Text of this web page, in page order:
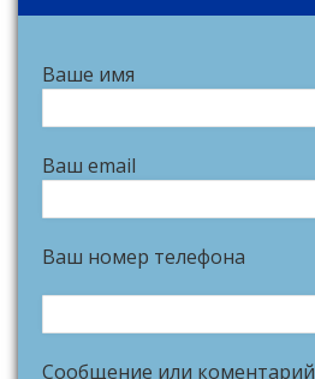
Ваше имя
Ваш email
Ваш номер телефона
Сообщение или коментарий